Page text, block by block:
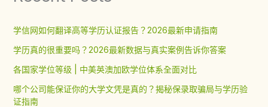
学信网如何翻译高等学历认证报告？2026最新申请指南
学历真的很重要吗？2026最新数据与真实案例告诉你答案
各国家学位等级 | 中美英澳加欧学位体系全面对比
哪个公司能保证你的大学文凭是真的？揭秘保录取骗局与学历验
证指南